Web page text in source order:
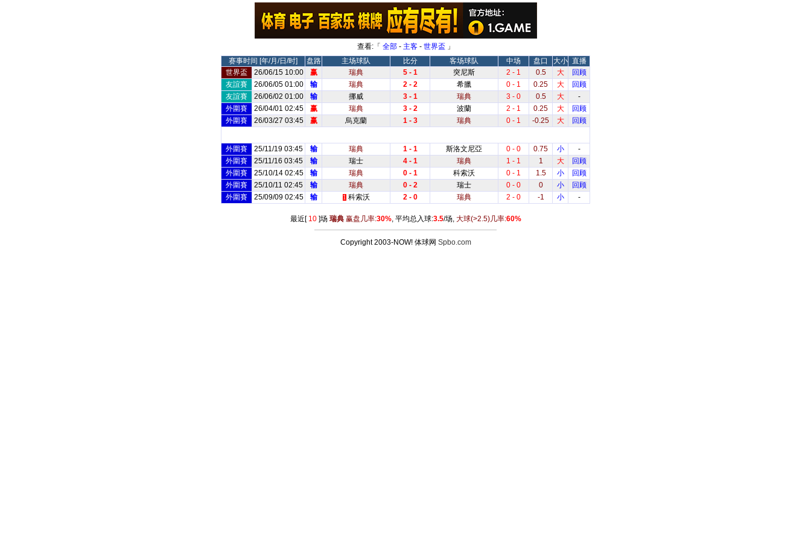
查看:「 全部- 主客- 世界盃 」
赛事时间 [年/月/日/时]
盘路 主场球队 比分 客场球队 中场 盘口 大小 直播
世界盃
26/06/15 10:00 赢 瑞典 5 - 1 突尼斯 2 - 1 0.5 大
回顾
友誼賽
26/06/05 01:00 输 瑞典 2 - 2 希臘 0 - 1 0.25 大
回顾
友誼賽
26/06/02 01:00 输 挪威 3 - 1 瑞典 3 - 0 0.5 大
-
外圍賽
26/04/01 02:45 赢 瑞典 3 - 2 波蘭 2 - 1 0.25 大
回顾
外圍賽
26/03/27 03:45 赢 烏克蘭 1 - 3 瑞典 0 - 1 -0.25 大 回顾
外圍賽 25/11/19 03:45 输 瑞典 1 - 1 斯洛文尼亞 0 - 0 0.75 小
-
外圍賽
25/11/16 03:45 输 瑞士 4 - 1 瑞典 1 - 1 1 大
回顾
外圍賽
25/10/14 02:45 输 瑞典 0 - 1 科索沃 0 - 1 1.5 小
回顾
外圍賽
25/10/11 02:45 输 瑞典 0 - 2 瑞士 0 - 0 0 小
回顾
外圍賽
25/09/09 02:45 输 1 科索沃 2 - 0 瑞典 2 - 0 -1 小 -
最近[ 10]场 瑞典赢盘几率:30%, 平均总入球:3.5/场, 大球(>2.5)几率:60%
Copyright 2003-NOW! 体球网 Spbo.com